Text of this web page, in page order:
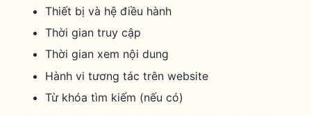
Thiết bị và hệ điều hành
Thời gian truy cập
Thời gian xem nội dung
Hành vi tương tác trên website
Từ khóa tìm kiếm (nếu có)